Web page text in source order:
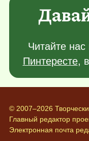
Читайте нас
Пинтересте, в
© 2007–2026
Главный редактор
Электронная почта